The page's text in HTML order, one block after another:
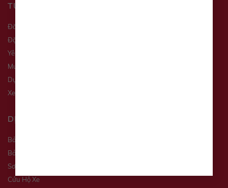
TƯ VẤN XE
Đăng ký lái thử
Đặt hẹn dịch vụ
Yêu cầu báo giá
Mua xe trả góp
Dự toán chi phí
Xe qua sử dụng
DỊCH VỤ
Bảo Dưỡng Định Kỳ
Bảo Dưỡng Nhanh
Sơn Nhanh
Cứu Hộ Xe